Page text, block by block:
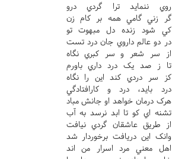
روي ننمايد ترا گردي درو
گر زني گامي همه بر کام زن
کي شود زنده دل مبهوت تو
در دو عالم داروي جان درد تست
از سر شعر و سر کبري نگاه
تا ز صد يک درد داري باورم
کز سر دردي کند اين را نگاه
درد بايد، درد و کارافتادگي
هرک درمان خواهد او جانش مباد
تشنه اي کو تا ابد نرسد به آب
از طريق عاشقان گردي نيافت
وانک اين دريافت برخوردار شد
اهل معني مرد اسرار من اند